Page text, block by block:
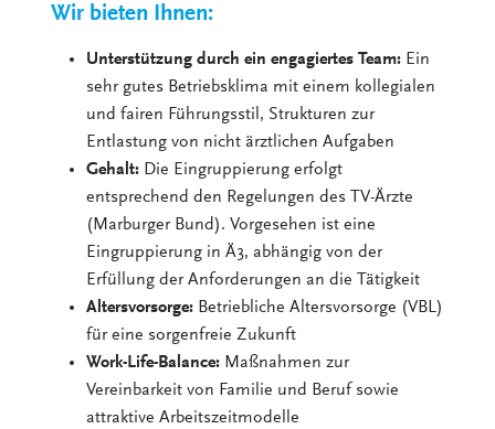
Wir bieten Ihnen:
Unterstützung durch ein engagiertes Team: Ein
sehr gutes Betriebsklima mit einem kollegialen
und fairen Führungsstil, Strukturen zur
Entlastung von nicht ärztlichen Aufgaben
Gehalt: Die Eingruppierung erfolgt
entsprechend den Regelungen des TV-Ärzte
(Marburger Bund). Vorgesehen ist eine
Eingruppierung in Ä3, abhängig von der
Erfüllung der Anforderungen an die Tätigkeit
Altersvorsorge: Betriebliche Altersvorsorge (VBL)
für eine sorgenfreie Zukunft
Work-Life-Balance: Maßnahmen zur
Vereinbarkeit von Familie und Beruf sowie
attraktive Arbeitszeitmodelle